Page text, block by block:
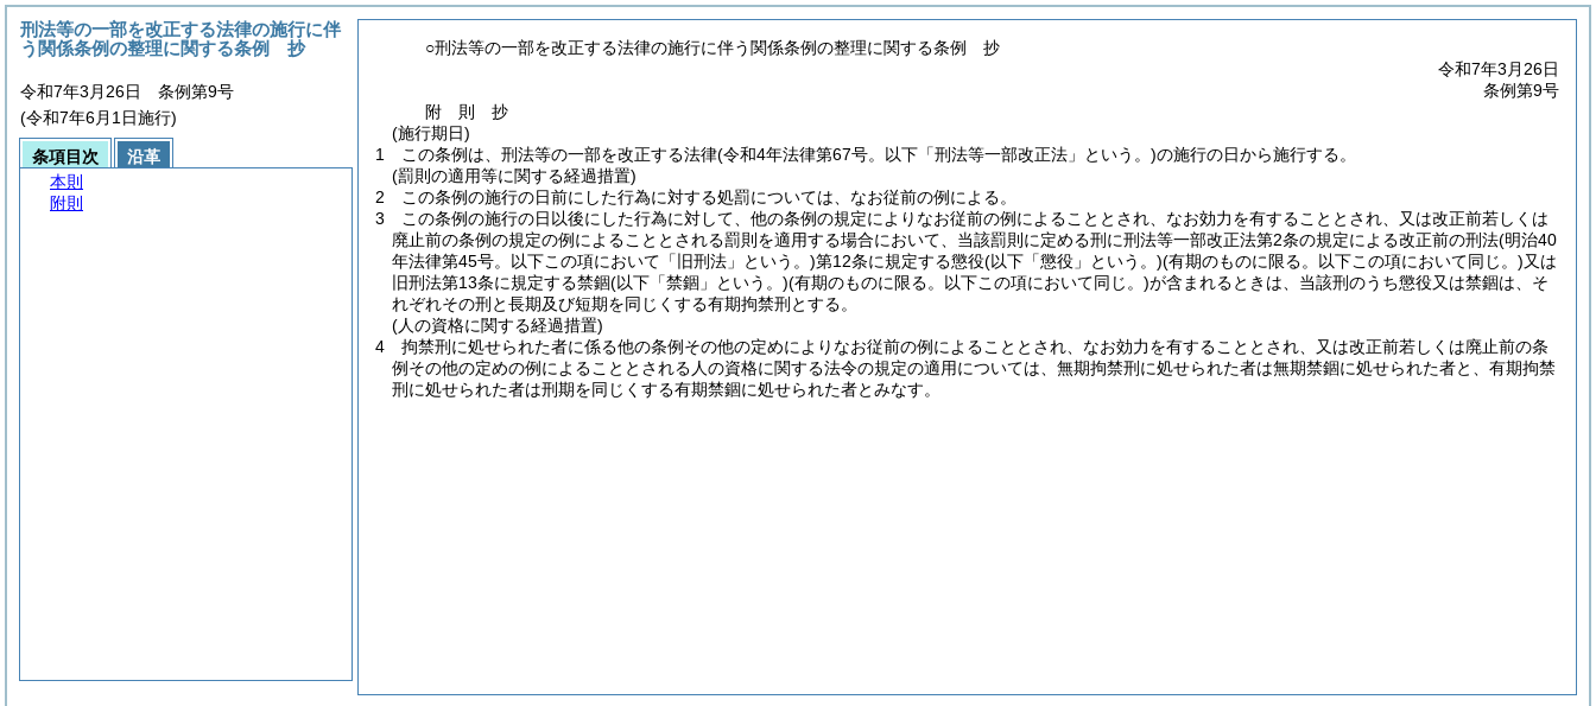
○刑法等の一部を改正する法律の施行に伴う関係条例の整理に関する条例 抄
令和7年3月26日
条例第9号
附 則
抄
(施行期日)
1
この条例は、刑法等の一部を改正する法律(令和4年法律第67号。以下「刑法等一部改正法」という。)の施行の日から施行する。
(罰則の適用等に関する経過措置)
2
この条例の施行の日前にした行為に対する処罰については、なお従前の例による。
3
この条例の施行の日以後にした行為に対して、他の条例の規定によりなお従前の例によることとされ、なお効力を有することとされ、又は改正前若しくは
廃止前の条例の規定の例によることとされる罰則を適用する場合において、当該罰則に定める刑に刑法等一部改正法第2条の規定による改正前の刑法(明治40
年法律第45号。以下この項において「旧刑法」という。)第12条に規定する懲役(以下「懲役」という。)(有期のものに限る。以下この項において同じ。)又は
旧刑法第13条に規定する禁錮(以下「禁錮」という。)(有期のものに限る。以下この項において同じ。)が含まれるときは、当該刑のうち懲役又は禁錮は、そ
れぞれその刑と長期及び短期を同じくする有期拘禁刑とする。
(人の資格に関する経過措置)
4
拘禁刑に処せられた者に係る他の条例その他の定めによりなお従前の例によることとされ、なお効力を有することとされ、又は改正前若しくは廃止前の条
例その他の定めの例によることとされる人の資格に関する法令の規定の適用については、無期拘禁刑に処せられた者は無期禁錮に処せられた者と、有期拘禁
刑に処せられた者は刑期を同じくする有期禁錮に処せられた者とみなす。
刑法等の一部を改正する法律の施行に伴
う関係条例の整理に関する条例 抄
令和7年3月26日 条例第9号
(令和7年6月1日施行)
条項目次
沿革
本則
附則